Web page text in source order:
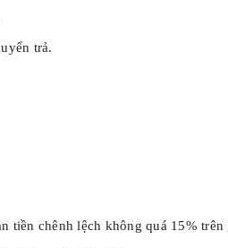
trả.
tiền chênh lệch không quá 15%